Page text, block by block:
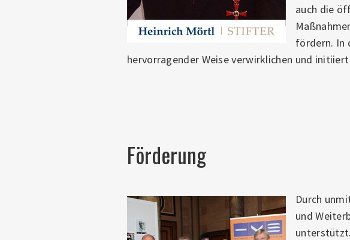
auch die
fördern. In
hervorragender Weise verwirklichen und
Förderung
Durch
und
unterstützt.